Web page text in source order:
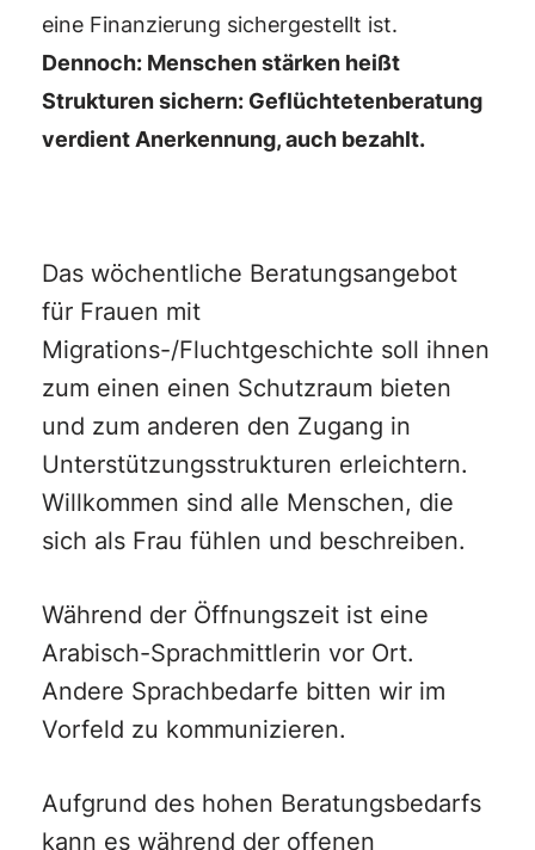
eine Finanzierung sichergestellt ist.
Dennoch: Menschen stärken heißt
Strukturen sichern: Geflüchtetenberatung
verdient Anerkennung, auch bezahlt.
Das wöchentliche Beratungsangebot
für Frauen mit
Migrations-/Fluchtgeschichte soll ihnen
zum einen einen Schutzraum bieten
und zum anderen den Zugang in
Unterstützungsstrukturen erleichtern.
Willkommen sind alle Menschen, die
sich als Frau fühlen und beschreiben.
Während der Öffnungszeit ist eine
Arabisch-Sprachmittlerin vor Ort.
Andere Sprachbedarfe bitten wir im
Vorfeld zu kommunizieren.
Aufgrund des hohen Beratungsbedarfs
kann es während der offenen